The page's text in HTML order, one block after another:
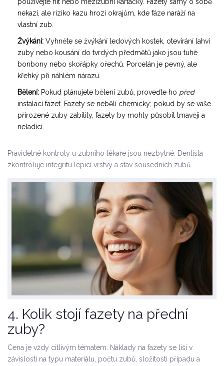
používejte nit nebo mezizubní kartáčky. Fazety samy o sobě
nekazí, ale riziko kazu hrozí okrajům, kde fáze naráží na
vlastní zub.
Žvýkání: Vyhněte se žvýkání ledových kostek, otevírání lahví
zuby nebo kousání do tvrdých předmětů jako jsou tuhé
bonbony nebo skořápky ořechů. Porcelán je pevný, ale
křehký při náhlém nárazu.
Bělení: Pokud plánujete bělení zubů, proveďte ho před
instalací fazet. Fazety se nebělí chemicky; pokud by se vaše
přirozené zuby zabílily, fazety by mohly působit tmavěji a
neladící.
Pravidelné kontroly u zubního lékaře jsou nezbytné. Dentista
zkontroluje integritu lepicí vrstvy a stav sousedních zubů.
4. Kolik stojí fazety na přední
zuby?
Cena je vždy citlivým tématem. Náklady na fazety se liší v
závislosti na typu materiálu, počtu zubů, složitosti případu a